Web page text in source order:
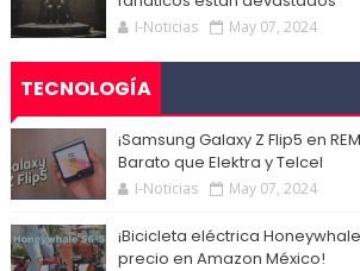
I-Noticias May 07, 2024
TECNOLOGÍA
¡Samsung Galaxy Z Flip5 en
Barato que Elektra y Telcel
I-Noticias May 07, 2024
¡Bicicleta eléctrica
precio en Amazon México!